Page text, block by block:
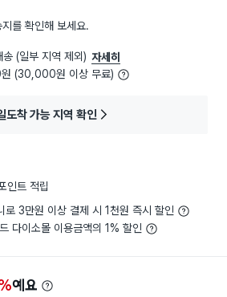
를 확인해 보세요.
(일부 지역 제외) 자세히
(30,000원 이상 무료)
도착 가능 지역 확인
인트 적립
로 3만원 이상 결제 시 1천원 즉시 할인
다이소몰 이용금액의 1% 할인
예요